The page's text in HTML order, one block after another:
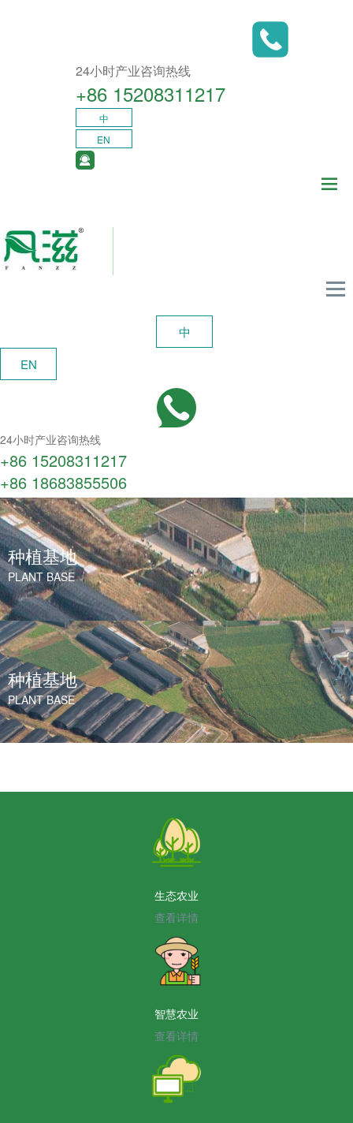
24小时产业咨询热线
+86 15208311217​
中
EN
中
EN
24小时产业咨询热线
+86 15208311217​
+86 18683855506
种植基地
PLANT BASE
种植基地
PLANT BASE
生态农业
查看详情
智慧农业
查看详情